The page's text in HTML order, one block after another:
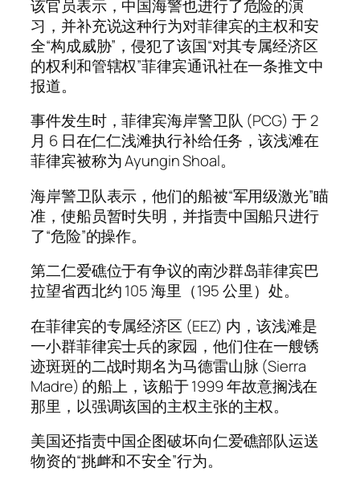
该官员表示，中国海警也进行了危险的演
习，并补充说这种行为对菲律宾的主权和安
全“构成威胁”，侵犯了该国“对其专属经济区
的权利和管辖权”菲律宾通讯社在一条推文中
报道。
事件发生时，菲律宾海岸警卫队 (PCG) 于 2
月 6 日在仁仁浅滩执行补给任务，该浅滩在
菲律宾被称为 Ayungin Shoal。
海岸警卫队表示，他们的船被“军用级激光”瞄
准，使船员暂时失明，并指责中国船只进行
了“危险”的操作。
第二仁爱礁位于有争议的南沙群岛菲律宾巴
拉望省西北约 105 海里（195 公里）处。
在菲律宾的专属经济区 (EEZ) 内，该浅滩是
一小群菲律宾士兵的家园，他们住在一艘锈
迹斑斑的二战时期名为马德雷山脉 (Sierra
Madre) 的船上，该船于 1999 年故意搁浅在
那里，以强调该国的主权主张的主权。
美国还指责中国企图破坏向仁爱礁部队运送
物资的“挑衅和不安全”行为。